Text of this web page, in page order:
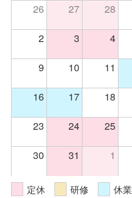
26 27 28
2
3 4
9
10 11
16
17 18
23
24 25
30
31 1
定休 研修 休業